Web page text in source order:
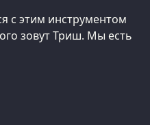
с этим инструментом
зовут Триш. Мы есть